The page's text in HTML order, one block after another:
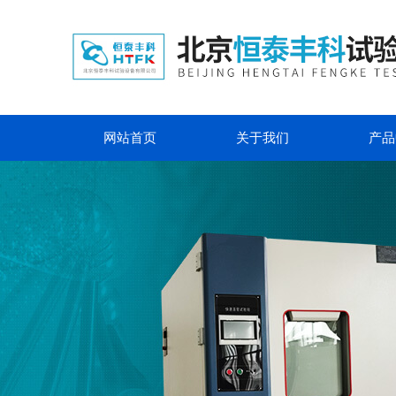
网站首页 关于我们 产